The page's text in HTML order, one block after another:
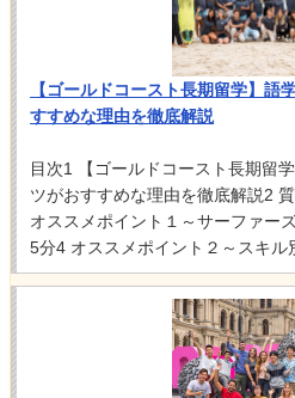
【ゴールドコースト長期留学】語
すすめな理由を徹底解説
目次1 【ゴールドコースト長期留
ツがおすすめな理由を徹底解説2
オススメポイント１～サーファー
5分4 オススメポイント２～スキル